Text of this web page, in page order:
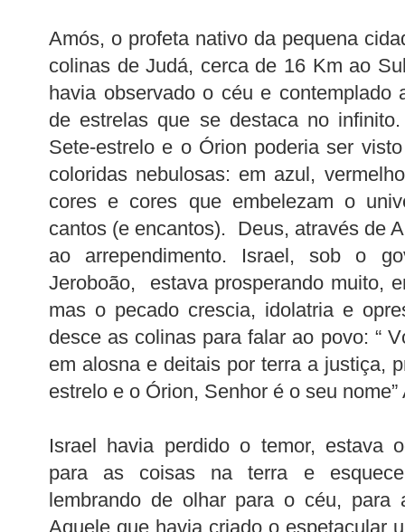
Amós, o profeta nativo da pequena
colinas de Judá, cerca de 16 Km ao
havia observado o céu e contemplado
de estrelas que se destaca no
Sete-estrelo e o Órion poderia ser
coloridas nebulosas: em azul,
cores e cores que embelezam o
cantos (e encantos). Deus, através de
ao arrependimento. Israel, sob o
Jeroboão, estava prosperando muito,
mas o pecado crescia, idolatria e
desce as colinas para falar ao povo: “
em alosna e deitais por terra a justiça,
estrelo e o Órion, Senhor é o seu nome”
Israel havia perdido o temor, estava
para as coisas na terra e
lembrando de olhar para o céu, para
Aquele que havia criado o espetacular